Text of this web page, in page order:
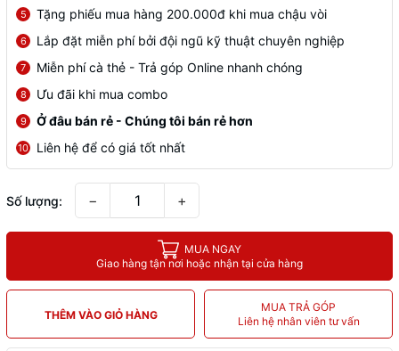
5 Tặng phiếu mua hàng 200.000đ khi mua chậu vòi
6 Lắp đặt miễn phí bởi đội ngũ kỹ thuật chuyên nghiệp
7 Miễn phí cà thẻ - Trả góp Online nhanh chóng
8 Ưu đãi khi mua combo
9 Ở đâu bán rẻ - Chúng tôi bán rẻ hơn
10 Liên hệ để có giá tốt nhất
Số lượng: − +
MUA NGAY
Giao hàng tận nơi hoặc nhận tại cửa hàng
THÊM VÀO GIỎ HÀNG
MUA TRẢ GÓP
Liên hệ nhân viên tư vấn